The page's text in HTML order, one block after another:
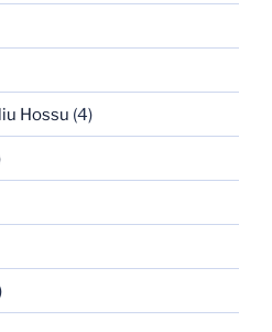
Hossu (4)